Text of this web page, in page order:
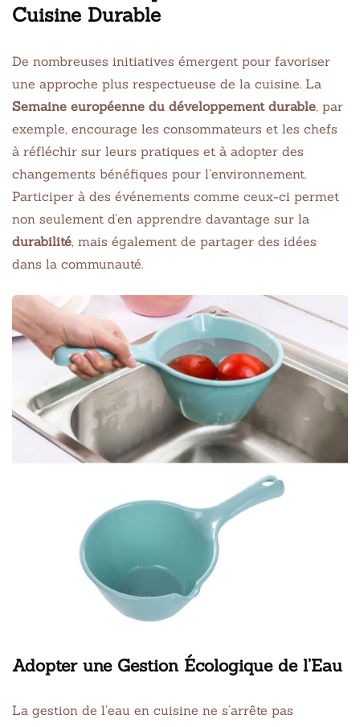
Cuisine Durable
De nombreuses initiatives émergent pour favoriser
une approche plus respectueuse de la cuisine. La
Semaine européenne du développement durable, par
exemple, encourage les consommateurs et les chefs
à réfléchir sur leurs pratiques et à adopter des
changements bénéfiques pour l’environnement.
Participer à des événements comme ceux-ci permet
non seulement d’en apprendre davantage sur la
durabilité, mais également de partager des idées
dans la communauté.
Adopter une Gestion Écologique de l’Eau
La gestion de l’eau en cuisine ne s’arrête pas